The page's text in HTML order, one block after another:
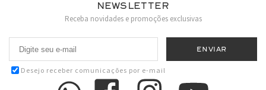
Newsletter
Receba novidades e promoções exclusivas
Desejo receber comunicações por e-mail